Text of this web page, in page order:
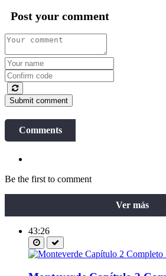
Post your comment
Submit comment
Comments
Be the first to comment
Ver más
43:26